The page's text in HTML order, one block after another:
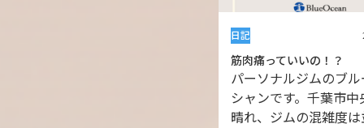
日記
筋肉痛っていいの！？
パーソナルジムのブ
シャンです。千葉市中
晴れ、ジムの混雑度